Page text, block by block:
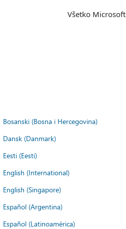
Všetko Microsoft
Bosanski (Bosna i Hercegovina)
Dansk (Danmark)
Eesti (Eesti)
English (International)
English (Singapore)
Español (Argentina)
Español (Latinoamérica)